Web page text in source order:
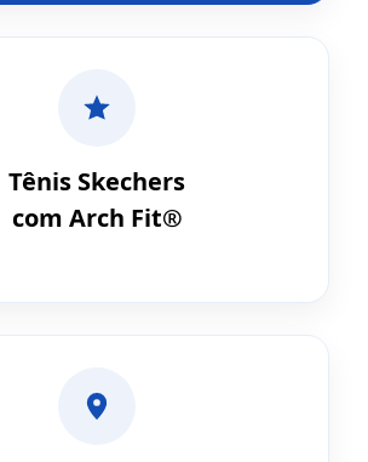
Tênis Skechers
com Arch Fit®